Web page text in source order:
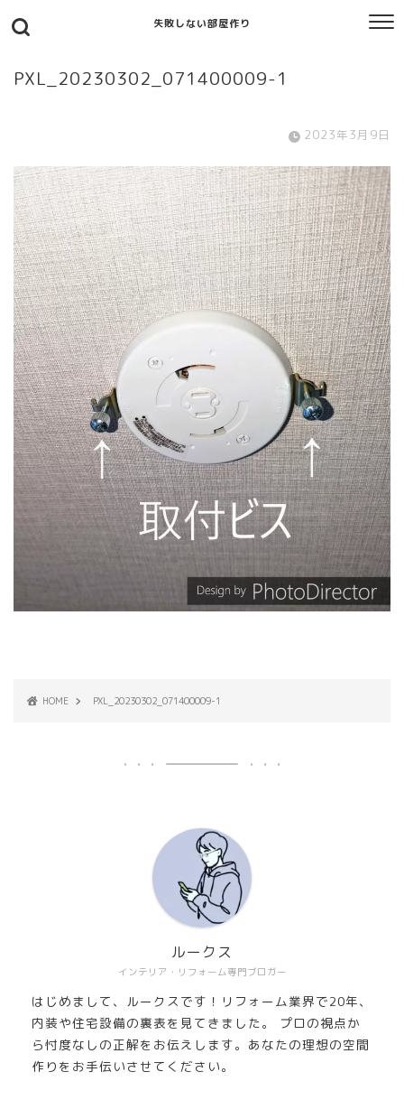
失敗しない部屋作り
PXL_20230302_071400009-1
2023年3月9日
HOME PXL_20230302_071400009-1
インテリア・リフォーム専門ブロガー
ルークス
はじめまして、ルークスです！リフォーム業界で20年、
内装や住宅設備の裏表を見てきました。 プロの視点か
ら忖度なしの正解をお伝えします。あなたの理想の空間
作りをお手伝いさせてください。